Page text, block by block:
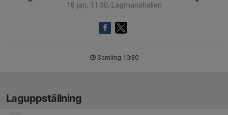
18 jan, 11:30, Lagmanshallen
Samling 10:30
Laguppställning